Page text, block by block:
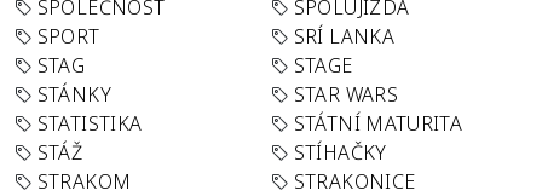
SPOLEČNOST
SPOLUJIZDA
SPORT
SRÍ LANKA
STAG
STAGE
STÁNKY
STAR WARS
STATISTIKA
STÁTNÍ MATURITA
STÁŽ
STÍHAČKY
STRAKOM
STRAKONICE